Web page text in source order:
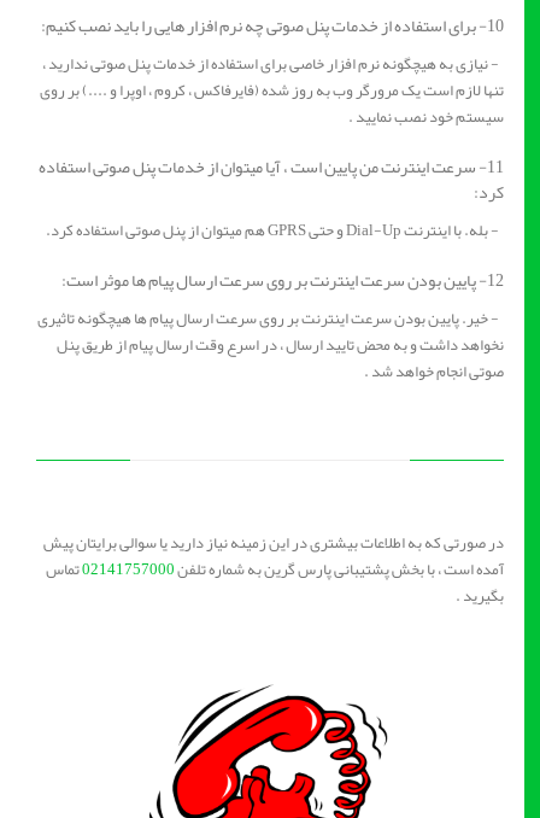
10- برای استفاده از خدمات پنل صوتی چه نرم افزار هایی را باید نصب کنیم:
- نیازی به هیچگونه نرم افزار خاصی برای استفاده از خدمات پنل صوتی ندارید ،
تنها لازم است یک مرورگر وب به روز شده (فایرفاکس ، کروم ، اوپرا و ....) بر روی
سیستم خود نصب نمایید .
11- سرعت اینترنت من پایین است ، آیا میتوان از خدمات پنل صوتی استفاده
کرد:
- بله. با اینترنت Dial-Up و حتی GPRS هم میتوان از پنل صوتی استفاده کرد.
12- پایین بودن سرعت اینترنت بر روی سرعت ارسال پیام ها موثر است:
- خیر. پایین بودن سرعت اینترنت بر روی سرعت ارسال پیام ها هیچگونه تاثیری
نخواهد داشت و به محض تایید ارسال ، در اسرع وقت ارسال پیام از طریق پنل
صوتی انجام خواهد شد .
در صورتی که به اطلاعات بیشتری در این زمینه نیاز دارید یا سوالی برایتان پیش
آمده است ، با بخش پشتیبانی پارس گرین به شماره تلفن02141757000تماس
بگیرید .